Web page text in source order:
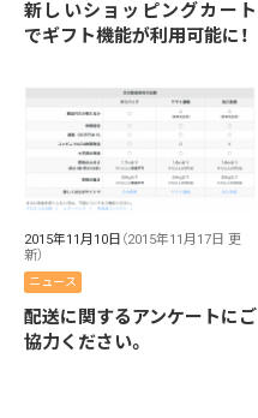
新しいショッピングカート
でギフト機能が利用可能に！
2015年11月10日 （2015年11月17日 更
新）
ニュース
配送に関するアンケートにご
協力ください。